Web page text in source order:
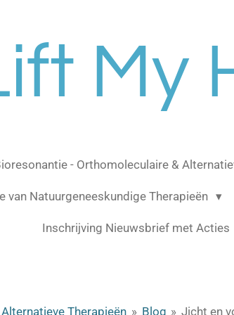
My
- Orthomoleculaire &
van Natuurgeneeskundige Therapieën
Inschrijving Nieuwsbrief met Acties
Therapieën » Blog » Jicht en